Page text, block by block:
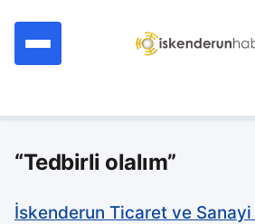
“Tedbirli olalım”
İskenderun Ticaret ve Sanayi